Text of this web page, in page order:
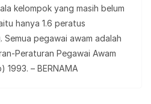
kelompok yang masih belum
hanya 1.6 peratus
Semua pegawai awam adalah
Peraturan Pegawai Awam
1993. – BERNAMA